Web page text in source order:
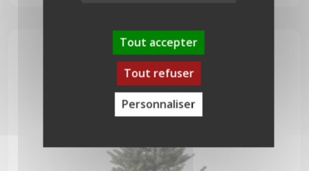
Tout accepter
Tout refuser
Personnaliser